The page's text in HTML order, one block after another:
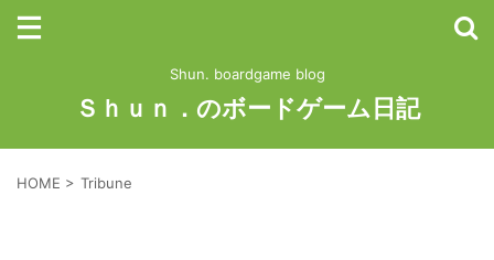
Shun. boardgame blog
Ｓｈｕｎ．のボードゲーム日記
HOME > Tribune